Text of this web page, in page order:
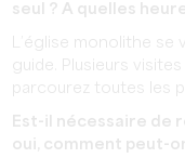
seul ? A quelles
L’église monolithe
guide. Plusieurs
parcourez toutes les
Est-il nécessaire de
oui, comment peut-